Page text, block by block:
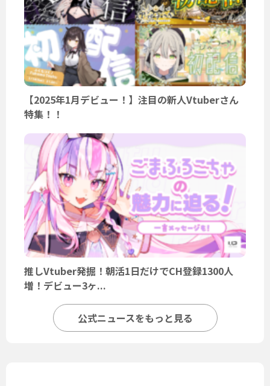
【2025年1月デビュー！】注目の新人Vtuberさん
特集！！
推しVtuber発掘！朝活1日だけでCH登録1300人
増！デビュー3ヶ...
公式ニュースをもっと見る